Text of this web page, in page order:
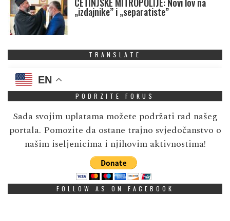
CETINJSKE MITROPOLIJE: Novi lov na
„izdajnike” i „separatiste”
TRANSLATE
EN
PODRZITE FOKUS
Sada svojim uplatama možete podržati rad našeg
portala. Pomozite da ostane trajno svjedočanstvo o
našim iseljenicima i njihovim aktivnostima!
FOLLOW AS ON FACEBOOK